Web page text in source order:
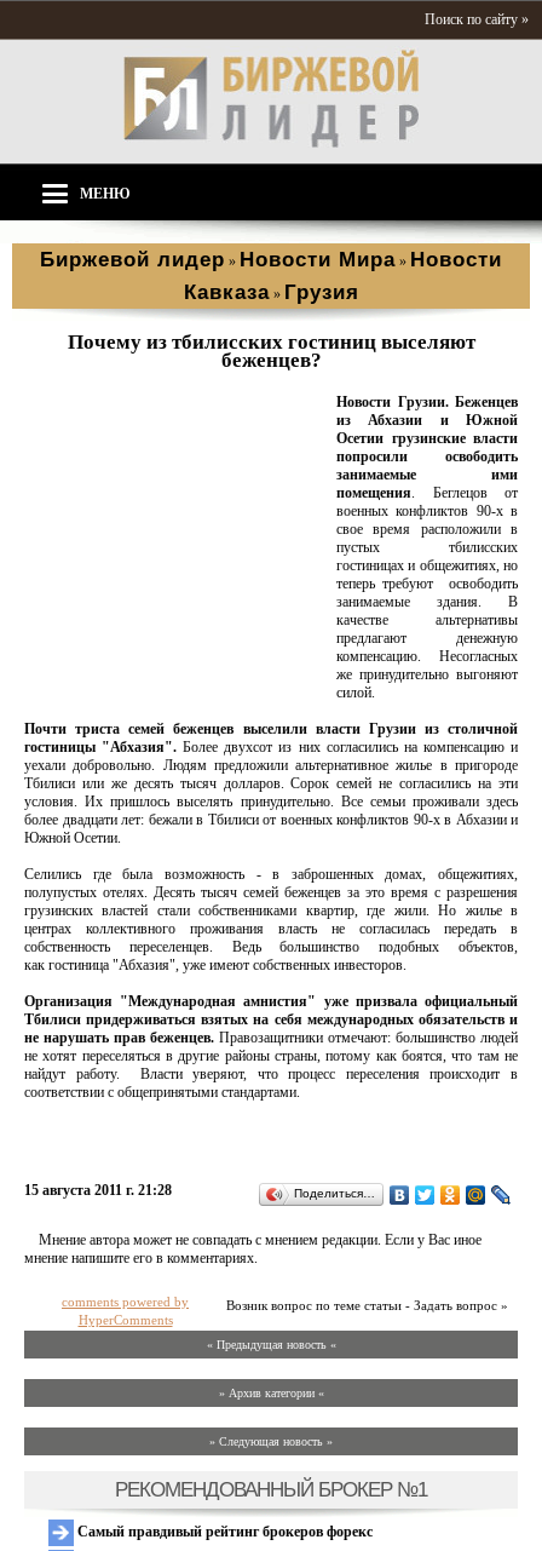
Поиск по сайту »
МЕНЮ
Биржевой лидер » Новости Мира » Новости
Кавказа » Грузия
Почему из тбилисских гостиниц выселяют
беженцев?
Новости Грузии. Беженцев
из Абхазии и Южной
Осетии грузинские власти
попросили освободить
занимаемые ими
помещения. Беглецов от
военных конфликтов 90-х в
свое время расположили в
пустых тбилисских
гостиницах и общежитиях, но
теперь требуют освободить
занимаемые здания. В
качестве альтернативы
предлагают денежную
компенсацию. Несогласных
же принудительно выгоняют
силой.
Почти триста семей беженцев выселили власти Грузии из столичной
гостиницы "Абхазия".Более двухсот из них согласились на компенсацию и
уехали добровольно. Людям предложили альтернативное жилье в пригороде
Тбилиси или же десять тысяч долларов. Сорок семей не согласились на эти
условия. Их пришлось выселять принудительно. Все семьи проживали здесь
более двадцати лет: бежали в Тбилиси от военных конфликтов 90-х в Абхазии и
Южной Осетии.
Селились где была возможность - в заброшенных домах, общежитиях,
полупустых отелях. Десять тысяч семей беженцев за это время с разрешения
грузинских властей стали собственниками квартир, где жили. Но жилье в
центрах коллективного проживания власть не согласилась передать в
собственность переселенцев. Ведь большинство подобных объектов,
как гостиница "Абхазия", уже имеют собственных инвесторов.
Организация "Международная амнистия" уже призвала официальный
Тбилиси придерживаться взятых на себя международных обязательств и
не нарушать прав беженцев. Правозащитники отмечают: большинство людей
не хотят переселяться в другие районы страны, потому как боятся, что там не
найдут работу. Власти уверяют, что процесс переселения происходит в
соответствии с общепринятыми стандартами.
15 августа 2011 г. 21:28 Поделиться…
Мнение автора может не совпадать с мнением редакции. Если у Вас иное
мнение напишите его в комментариях.
Возник вопрос по теме статьи - Задать вопрос »
comments powered by
HyperComments
« Предыдущая новость «
» Архив категории «
» Следующая новость »
РЕКОМЕНДОВАННЫЙ БРОКЕР №1
Самый правдивый рейтинг брокеров форекс